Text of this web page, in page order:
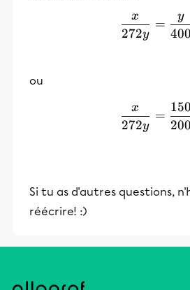
272y
x
=
400
y
ou
272y
x
=
200
150
Si tu as d'autres questions,
réécrire! :)